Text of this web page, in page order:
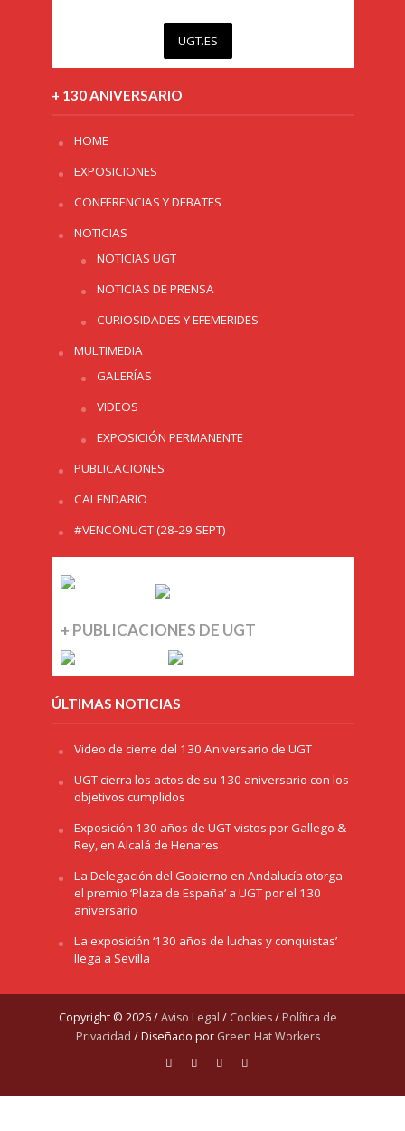
UGT.ES
+ 130 ANIVERSARIO
HOME
EXPOSICIONES
CONFERENCIAS Y DEBATES
NOTICIAS
NOTICIAS UGT
NOTICIAS DE PRENSA
CURIOSIDADES Y EFEMERIDES
MULTIMEDIA
GALERÍAS
VIDEOS
EXPOSICIÓN PERMANENTE
PUBLICACIONES
CALENDARIO
#VENCONUGT (28-29 SEPT)
+ PUBLICACIONES DE UGT
ÚLTIMAS NOTICIAS
Video de cierre del 130 Aniversario de UGT
UGT cierra los actos de su 130 aniversario con los
objetivos cumplidos
Exposición 130 años de UGT vistos por Gallego &
Rey, en Alcalá de Henares
La Delegación del Gobierno en Andalucía otorga
el premio ‘Plaza de España’ a UGT por el 130
aniversario
La exposición ‘130 años de luchas y conquistas’
llega a Sevilla
Copyright © 2026 /Aviso Legal / Cookies/ Política de
Privacidad / Diseñado por Green Hat Workers